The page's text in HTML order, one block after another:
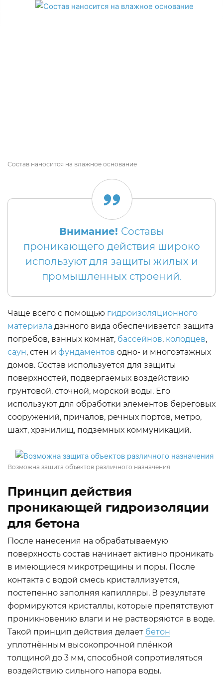
Состав наносится на влажное основание
Внимание! Составы
проникающего действия широко
используют для защиты жилых и
промышленных строений.
Чаще всего с помощью гидроизоляционного
материала данного вида обеспечивается защита
погребов, ванных комнат, бассейнов, колодцев,
саун, стен и фундаментов одно- и многоэтажных
домов. Состав используется для защиты
поверхностей, подвергаемых воздействию
грунтовой, сточной, морской воды. Его
используют для обработки элементов береговых
сооружений, причалов, речных портов, метро,
шахт, хранилищ, подземных коммуникаций.
Возможна защита объектов различного назначения
Принцип действия
проникающей гидроизоляции
для бетона
После нанесения на обрабатываемую
поверхность состав начинает активно проникать
в имеющиеся микротрещины и поры. После
контакта с водой смесь кристаллизуется,
постепенно заполняя капилляры. В результате
формируются кристаллы, которые препятствуют
проникновению влаги и не растворяются в воде.
Такой принцип действия делает бетон
уплотнённым высокопрочной плёнкой
толщиной до 3 мм, способной сопротивляться
воздействию сильного напора воды.